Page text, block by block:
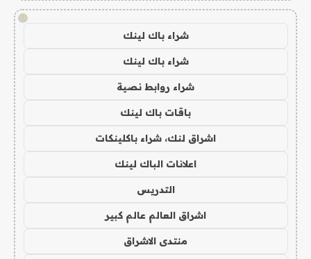
!
شراء باك لينك
شراء باك لينك
شراء روابط نصية
باقات باك لينك
اشراق لنك، شراء باكلينكات
اعلانات الباك لينك
التدريس
اشراق العالم عالم كبير
منتدى الاشراق